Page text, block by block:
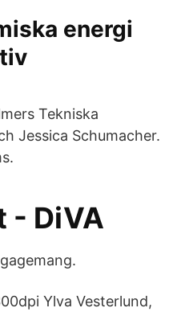
energi
Tekniska
Jessica Schumacher.
- DiVA
Ylva Vesterlund,